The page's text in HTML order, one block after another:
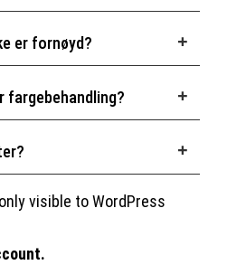
er fornøyd?
fargebehandling?
visible to WordPress